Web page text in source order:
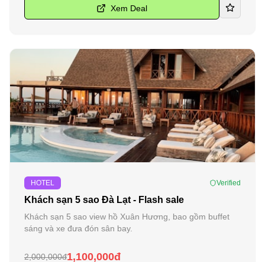
Xem Deal
%
HOTEL
Verified
Khách sạn 5 sao Đà Lạt - Flash sale
Khách sạn 5 sao view hồ Xuân Hương, bao gồm buffet
sáng và xe đưa đón sân bay.
2,000,000đ1,100,000đ